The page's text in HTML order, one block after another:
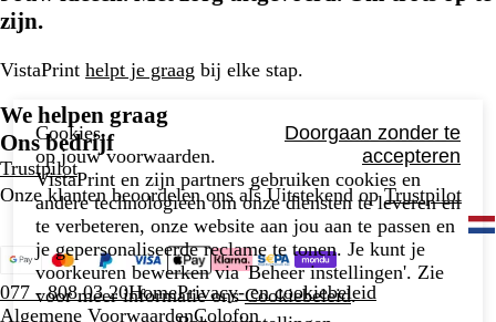
zijn.
VistaPrint helpt je graag bij elke stap.
We helpen graag
Ons bedrijf
Trustpilot
Onze klanten beoordelen ons als Uitstekend opTrustpilot
077 - 808 03 20HomePrivacy- en cookiebeleid
Algemene VoorwaardenColofon
Cookies,
op jouw voorwaarden.
Doorgaan zonder te
accepteren
VistaPrint en zijn partners gebruiken cookies en
andere technologieën om onze diensten te leveren en
te verbeteren, onze website aan jou aan te passen en
je gepersonaliseerde reclame te tonen. Je kunt je
voorkeuren bewerken via 'Beheer instellingen'. Zie
voor meer informatie onsCookiebeleid.